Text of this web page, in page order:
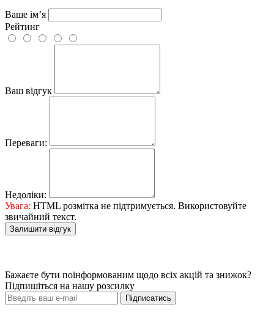
Ваше ім’я
Рейтинг
Ваш відгук
Переваги:
Недоліки:
Увага: HTML розмітка не підтримується. Використовуйте
звичайний текст.
Залишити відгук
Бажаєте бути поінформованим щодо всіх акцій та знижок?
Підпишіться на нашу розсилку
Підписатись